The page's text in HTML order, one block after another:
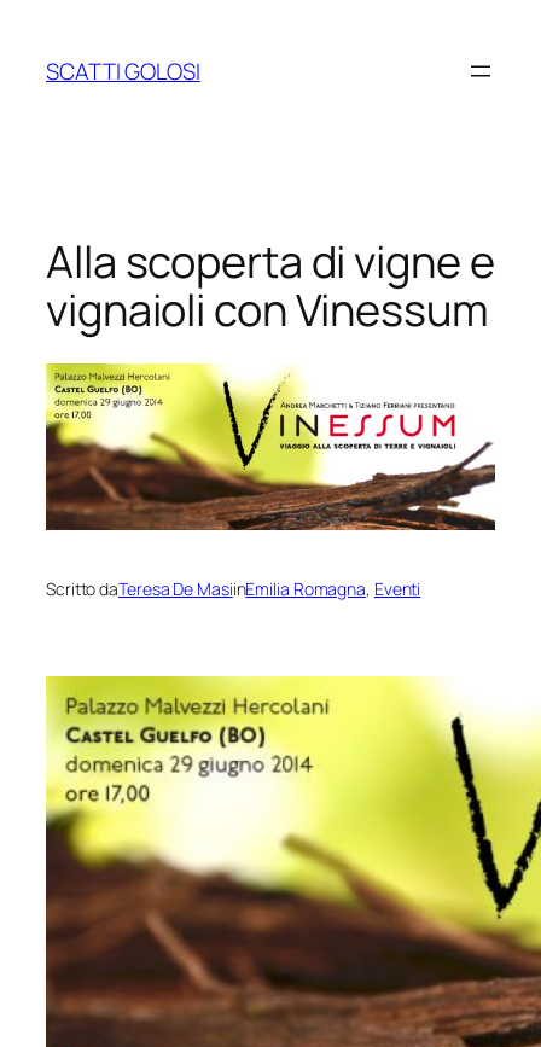
contenuto
SCATTI GOLOSI
Alla scoperta di vigne e
vignaioli con Vinessum
Scritto daTeresa De MasiinEmilia Romagna, Eventi